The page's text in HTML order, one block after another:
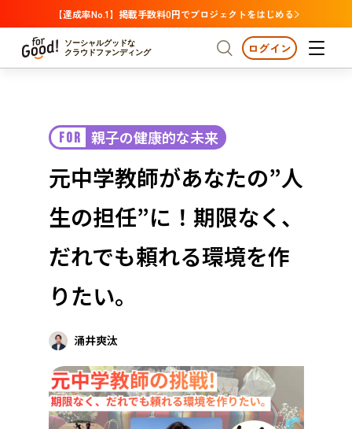
【達成率No.1】掲載手数料0円でプロジェクトをはじめる
ソーシャルグッドな
クラウドファンディング
プロジェクトからさがす 注目
カテゴリーからさがす 国際協力
医療・福祉
人権・マイノリティ
関東
中国
四国
注目 新着
支援金額が多い
支援人数が多い
終了日が近い
カテゴリーからさがす
国際協力 医療・福祉
子ども・教育
環境・エシカル
人権・マイノリティ
社会貢献
地域からさがす
北海道 青森
茨城 栃木 群馬 埼玉 千葉 東京
ログイン
FOR 親子の健康的な未来
元中学教師があなたの”人
生の担任”に！期限なく、
だれでも頼れる環境を作
りたい。
涌井爽汰